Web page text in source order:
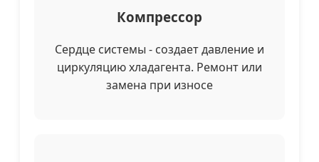
Компрессор
Сердце системы - создает давление и
циркуляцию хладагента. Ремонт или
замена при износе